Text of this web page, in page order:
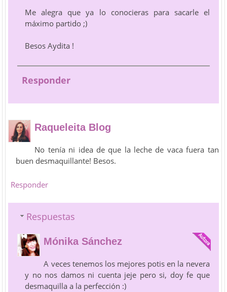
Me alegra que ya lo conocieras para sacarle el
máximo partido ;)
Besos Aydita !
Responder
Raqueleita Blog
No tenía ni idea de que la leche de vaca fuera tan
buen desmaquillante! Besos.
Responder
Respuestas
Mónika Sánchez
A veces tenemos los mejores potis en la nevera
y no nos damos ni cuenta jeje pero si, doy fe que
desmaquilla a la perfección :)